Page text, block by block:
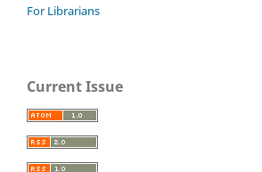
For Librarians
Current Issue